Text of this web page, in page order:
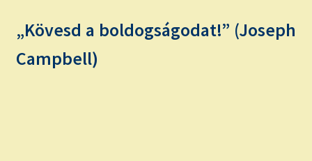
„Kövesd a boldogságodat!” (Joseph
Campbell)